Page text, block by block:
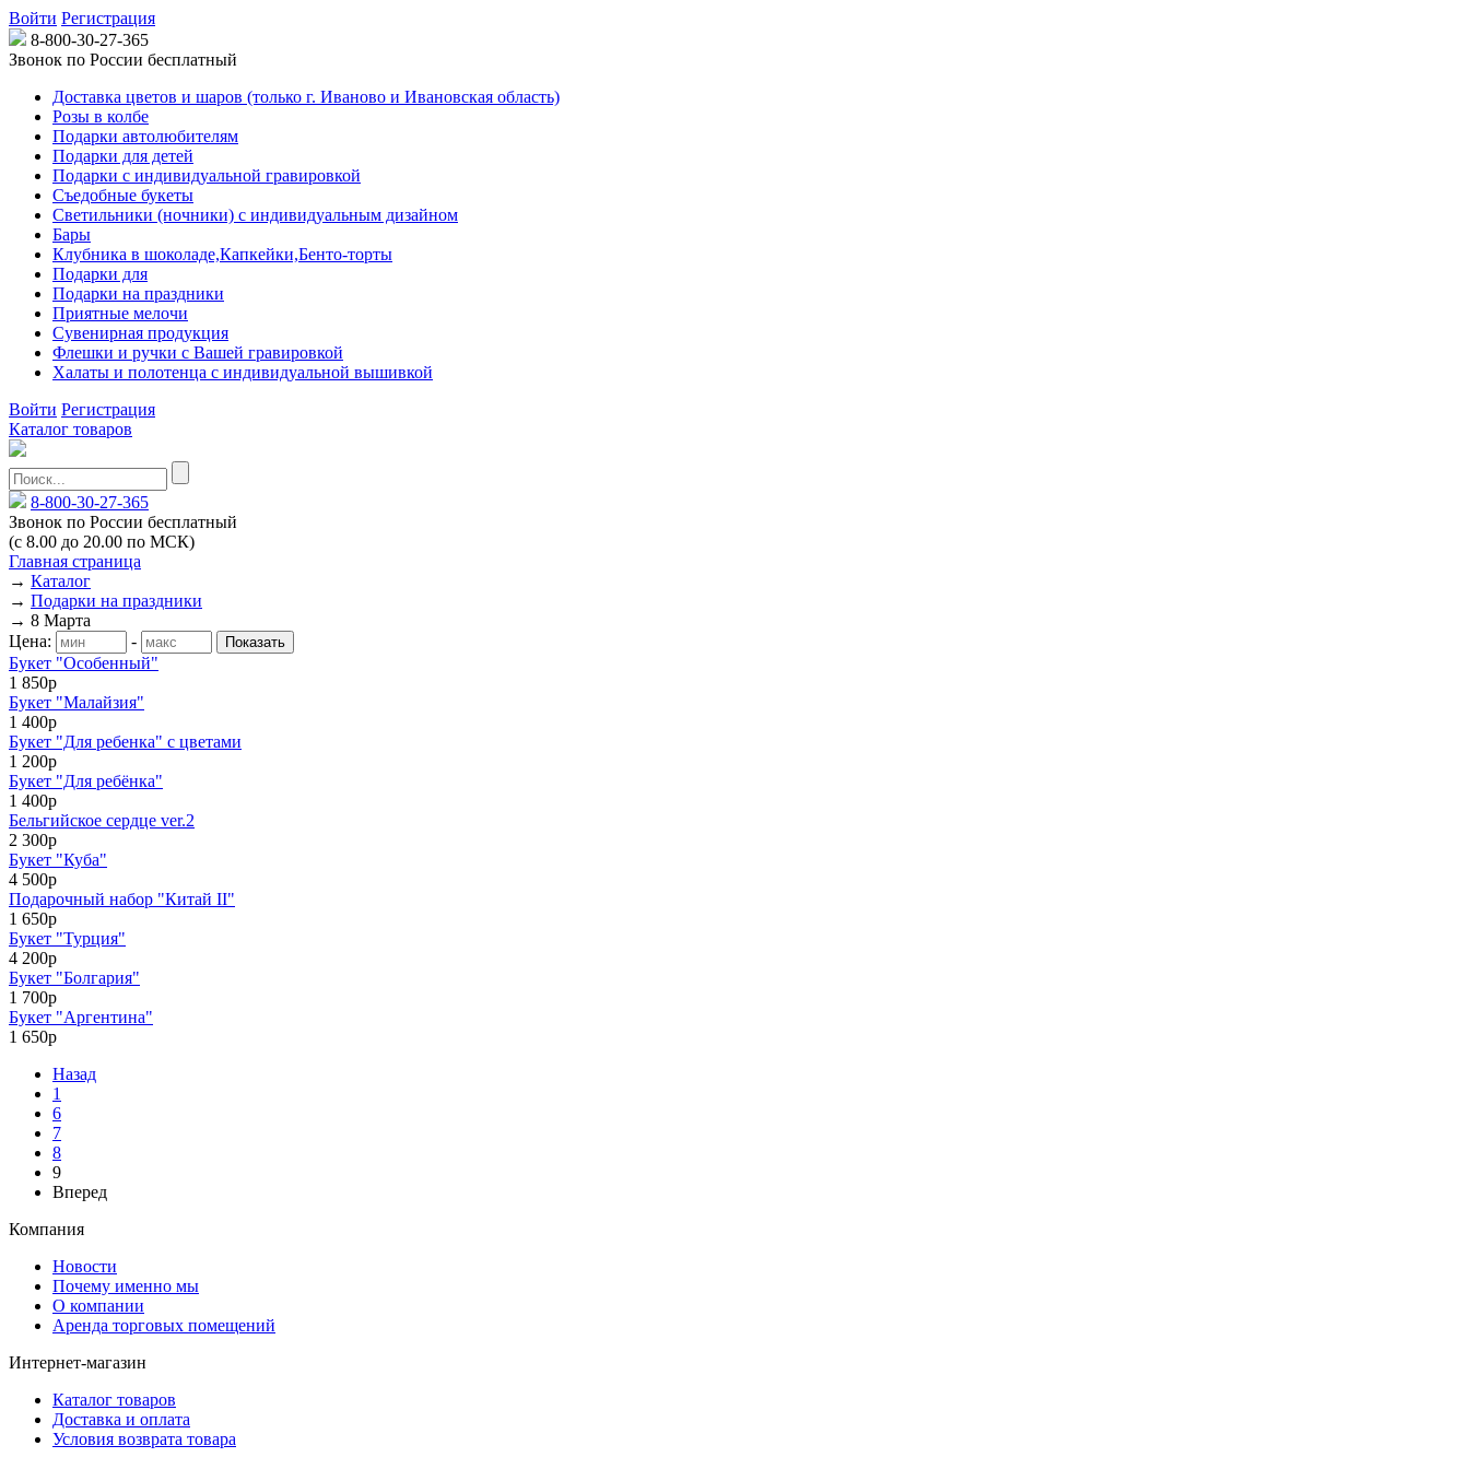
Войти Регистрация
8-800-30-27-365
Звонок по России бесплатный
Доставка цветов и шаров (только г. Иваново и Ивановская область)
Розы в колбе
Подарки автолюбителям
Подарки для детей
Подарки с индивидуальной гравировкой
Съедобные букеты
Светильники (ночники) с индивидуальным дизайном
Бары
Клубника в шоколаде,Капкейки,Бенто-торты
Подарки для
Подарки на праздники
Приятные мелочи
Сувенирная продукция
Флешки и ручки с Вашей гравировкой
Халаты и полотенца с индивидуальной вышивкой
Войти Регистрация
Каталог товаров
8-800-30-27-365
Звонок по России бесплатный
(с 8.00 до 20.00 по МСК)
Главная страница
→ Каталог
→ Подарки на праздники
→ 8 Марта
Цена:
-
Букет "Особенный"
1 850р
Букет "Малайзия"
1 400р
Букет "Для ребенка" с цветами
1 200р
Букет "Для ребёнка"
1 400р
Бельгийское сердце ver.2
2 300р
Букет "Куба"
4 500р
Подарочный набор "Китай II"
1 650р
Букет "Турция"
4 200р
Букет "Болгария"
1 700р
Букет "Аргентина"
1 650р
Назад
1
6
7
8
9
Вперед
Компания
Новости
Почему именно мы
О компании
Аренда торговых помещений
Интернет-магазин
Каталог товаров
Доставка и оплата
Условия возврата товара